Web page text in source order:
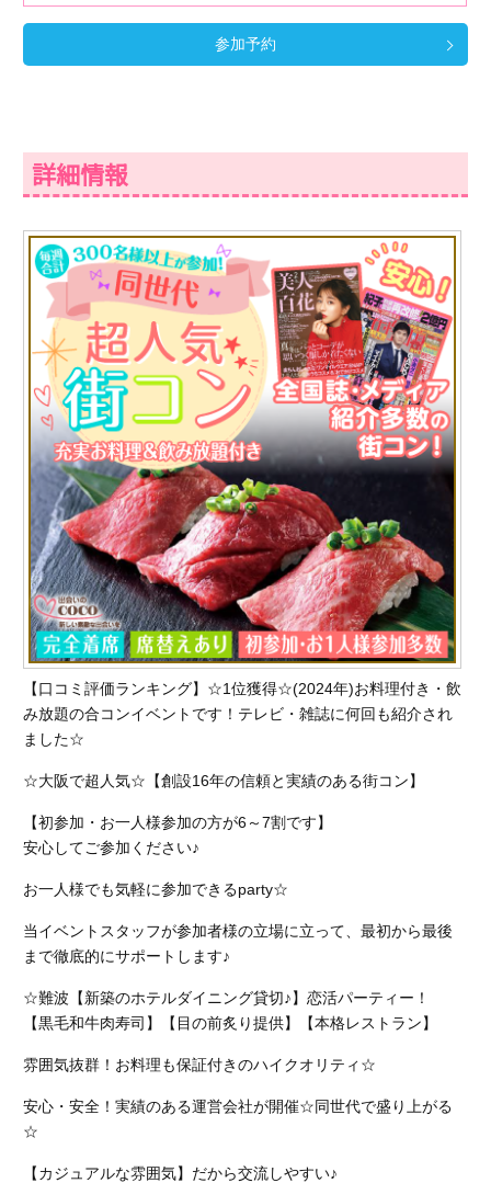
参加予約
詳細情報
【口コミ評価ランキング】☆1位獲得☆(2024年)お料理付き・飲
み放題の合コンイベントです！テレビ・雑誌に何回も紹介され
ました☆
☆大阪で超人気☆【創設16年の信頼と実績のある街コン】
【初参加・お一人様参加の方が6～7割です】
安心してご参加ください♪
お一人様でも気軽に参加できるparty☆
当イベントスタッフが参加者様の立場に立って、最初から最後
まで徹底的にサポートします♪
☆難波【新築のホテルダイニング貸切♪】恋活パーティー！
【黒毛和牛肉寿司】【目の前炙り提供】【本格レストラン】
雰囲気抜群！お料理も保証付きのハイクオリティ☆
安心・安全！実績のある運営会社が開催☆同世代で盛り上がる
☆
【カジュアルな雰囲気】だから交流しやすい♪